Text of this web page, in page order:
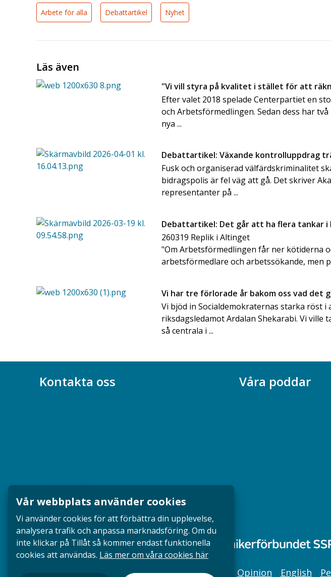
Arbete för alla Debattartikel Nyhet
Läs även
"Vi vill styra på kvalitet i stället för att
Efter valet 2018 spelade Centerpartiet en
och Arbetsförmedlingen. Sedan dess har
nya ...
Debattartikel: Växande kontrolluppdrag
Fusk och organiserad välfärdskriminalitet
bidragspolis är fel väg att gå. Det skriver
representanter på ...
Debattartikel: Det går att ha flera tankar
260319 Replik i Altinget
"Om Arbetsförmedlingen får ner kötiderna
arbetsförmedlare och arbetssökande, men
Vi har tre förlorade år bakom oss vad det
Vi bjöd in Socialdemokraternas starka röst
riksdagsledamot Ardalan Shekarabi. Vi
så centrala i ...
Kontakta oss
Dina försäkringar i Akademikerförsäkring
Våra poddar
Opinion English
Vår webbplats använder cookies
Vi använder cookies för att förbättra din upplevelse,
analysera trafik och anpassa marknadsföring. Om du
inte klickar på Tillåt så kommer endast funktionella
cookies att användas. Läs mer om våra cookies här